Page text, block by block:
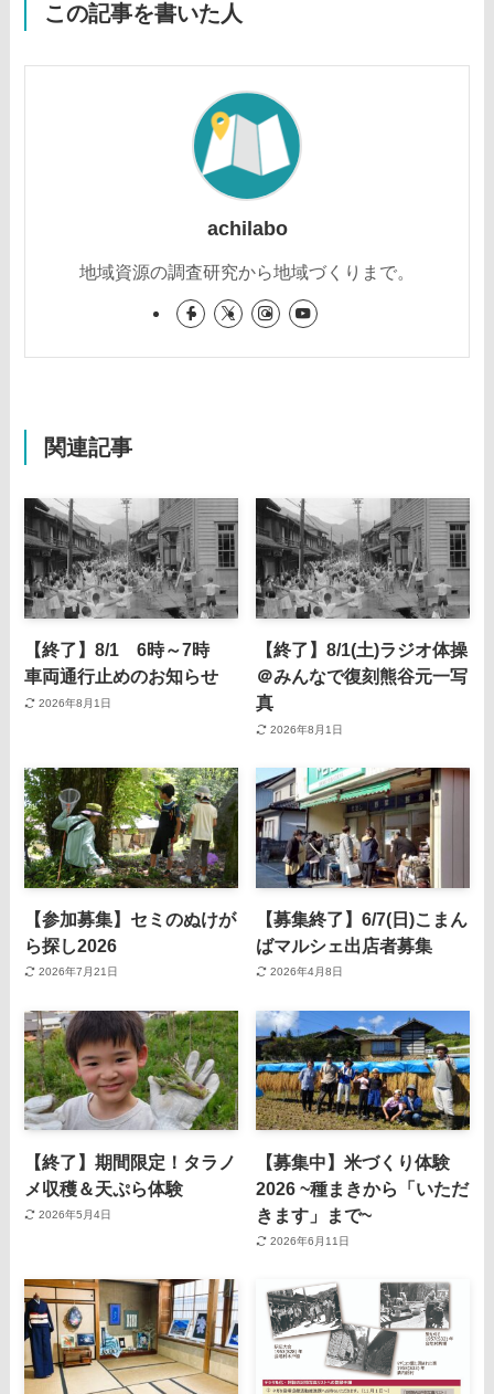
この記事を書いた人
achilabo
地域資源の調査研究から地域づくりまで。
関連記事
【終了】8/1 6時～7時
車両通行止めのお知らせ
2026年8月1日
【終了】8/1(土)ラジオ体操
＠みんなで復刻熊谷元一写
真
2026年8月1日
【参加募集】セミのぬけが
ら探し2026
2026年7月21日
【募集終了】6/7(日)こまん
ばマルシェ出店者募集
2026年4月8日
【終了】期間限定！タラノ
メ収穫＆天ぷら体験
2026年5月4日
【募集中】米づくり体験
2026 ~種まきから「いただ
きます」まで~
2026年6月11日